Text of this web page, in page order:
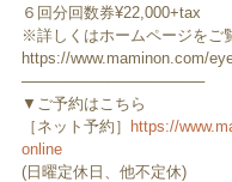
６回分回数券¥22,000+tax
※詳しくはホームページをご
https://www.maminon.com/
─────────────────
▼ご予約はこちら
［ネット予約］
https://
online
(日曜定休日、他不定休)